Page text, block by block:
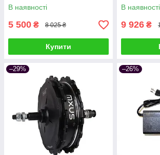
В наявності
5 500 ₴ 8 025 ₴
Купити
В наявності
9 926 ₴
–29% –26%